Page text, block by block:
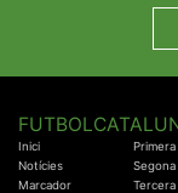
Inici
Notícies
Marcador
Primera
Segona
Tercera